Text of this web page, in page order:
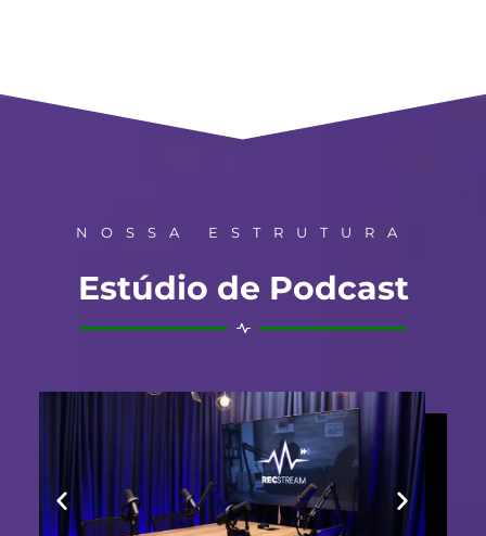
NOSSA ESTRUTURA
Estúdio de Podcast